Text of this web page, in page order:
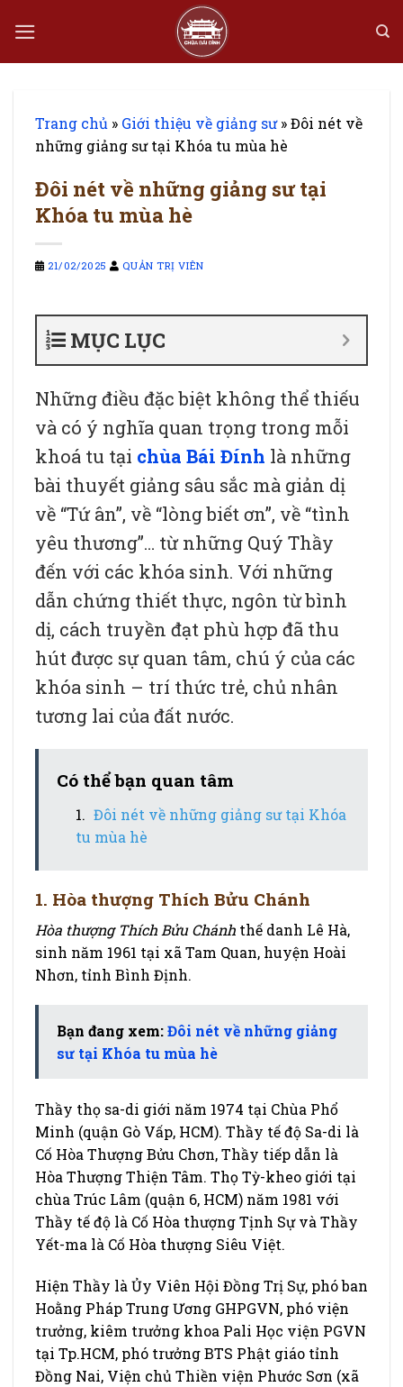
qua
Trang chủ » Giới thiệu về giảng sư»Đôi nét về
những giảng sư tại Khóa tu mùa hè
Đôi nét về những giảng sư tại
Khóa tu mùa hè
21/02/2025 QUẢN TRỊ VIÊN
MỤC LỤC
Những điều đặc biệt không thể thiếu
và có ý nghĩa quan trọng trong mỗi
khoá tu tại chùa Bái Đính là những
bài thuyết giảng sâu sắc mà giản dị
về “Tứ ân”, về “lòng biết ơn”, về “tình
yêu thương”… từ những Quý Thầy
đến với các khóa sinh. Với những
dẫn chứng thiết thực, ngôn từ bình
dị, cách truyền đạt phù hợp đã thu
hút được sự quan tâm, chú ý của các
khóa sinh – trí thức trẻ, chủ nhân
tương lai của đất nước.
Có thể bạn quan tâm
Đôi nét về những giảng sư tại Khóa
tu mùa hè
1. Hòa thượng Thích Bửu Chánh
Hòa thượng Thích Bửu Chánh thế danh Lê Hà,
sinh năm 1961 tại xã Tam Quan, huyện Hoài
Nhơn, tỉnh Bình Định.
Bạn đang xem:Đôi nét về những giảng
sư tại Khóa tu mùa hè
Thầy thọ sa-di giới năm 1974 tại Chùa Phổ
Minh (quận Gò Vấp, HCM). Thầy tế độ Sa-di là
Cố Hòa Thượng Bửu Chơn, Thầy tiếp dẫn là
Hòa Thượng Thiện Tâm. Thọ Tỳ-kheo giới tại
chùa Trúc Lâm (quận 6, HCM) năm 1981 với
Thầy tế độ là Cố Hòa thượng Tịnh Sự và Thầy
Yết-ma là Cố Hòa thượng Siêu Việt.
Hiện Thầy là Ủy Viên Hội Đồng Trị Sự, phó ban
Hoằng Pháp Trung Ương GHPGVN, phó viện
trưởng, kiêm trưởng khoa Pali Học viện PGVN
tại Tp.HCM, phó trưởng BTS Phật giáo tỉnh
Đồng Nai, Viện chủ Thiền viện Phước Sơn (xã